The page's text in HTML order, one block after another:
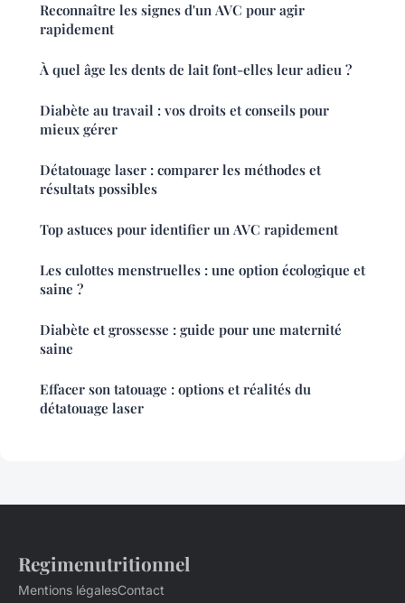
Reconnaître les signes d'un AVC pour agir
rapidement
À quel âge les dents de lait font-elles leur adieu ?
Diabète au travail : vos droits et conseils pour
mieux gérer
Détatouage laser : comparer les méthodes et
résultats possibles
Top astuces pour identifier un AVC rapidement
Les culottes menstruelles : une option écologique et
saine ?
Diabète et grossesse : guide pour une maternité
saine
Effacer son tatouage : options et réalités du
détatouage laser
Regimenutritionnel
Mentions légalesContact